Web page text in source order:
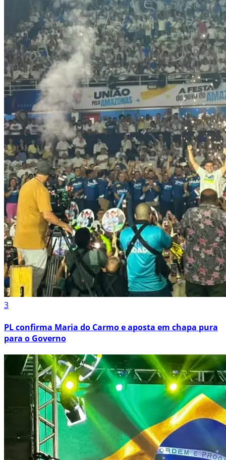
3
PL confirma Maria do Carmo e aposta em chapa pura
para o Governo